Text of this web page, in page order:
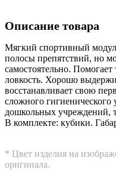
Описание товара
Мягкий спортивный
полосы препятствий, но
самостоятельно.
ловкость. Хорошо
восстанавливает свою
сложного гигиенического
дошкольных учреждений,
В комплекте: кубики.
* Цвет изделия на
оригинала.